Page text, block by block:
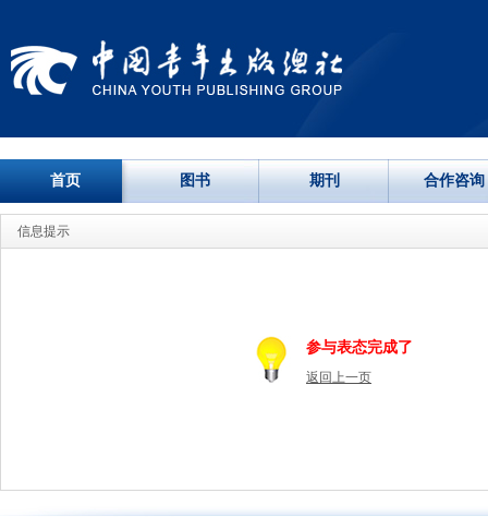
首页 图书 期刊 合作咨询
信息提示
参与表态完成了
返回上一页